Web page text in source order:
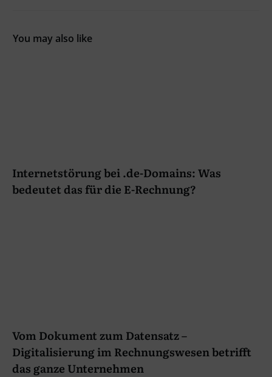
You may also like
Internetstörung bei .de-Domains: Was
bedeutet das für die E-Rechnung?
Vom Dokument zum Datensatz –
Digitalisierung im Rechnungswesen betrifft
das ganze Unternehmen